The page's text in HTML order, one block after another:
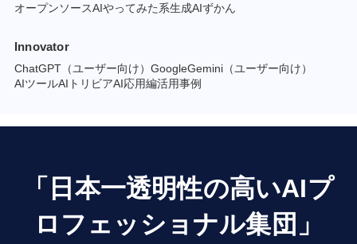
オープンソースAIやってみた系生成AIずかん
Innovator
ChatGPT（ユーザー向け） GoogleGemini（ユーザー向け）
AIツールAIトリビアAI応用編活用事例
「日本一透明性の高いAIプ
ロフェッショナル集団」